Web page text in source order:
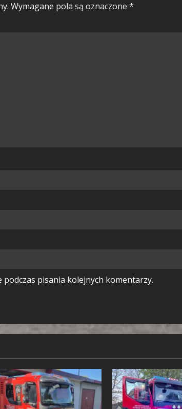
Wymagane pola są oznaczone *
pisania kolejnych komentarzy.